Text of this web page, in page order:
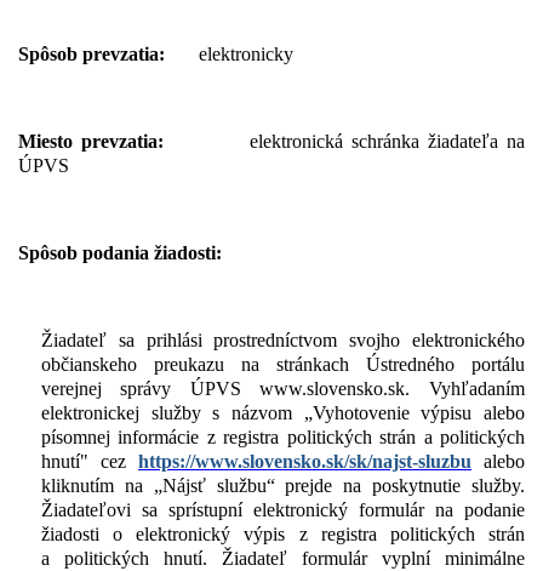
Spôsob prevzatia: elektronicky
Miesto prevzatia:
elektronická schránka žiadateľa na
ÚPVS
Spôsob podania žiadosti:
Žiadateľ sa prihlási prostredníctvom svojho elektronického
občianskeho preukazu na stránkach Ústredného portálu
verejnej správy ÚPVS www.slovensko.sk. Vyhľadaním
elektronickej služby s názvom „Vyhotovenie výpisu alebo
písomnej informácie z registra politických strán a politických
hnutí" cez https://www.slovensko.sk/sk/najst-sluzbu alebo
kliknutím na „Nájsť službu“ prejde na poskytnutie služby.
Žiadateľovi sa sprístupní elektronický formulár na podanie
žiadosti o elektronický výpis z registra politických strán
a politických hnutí. Žiadateľ formulár vyplní minimálne